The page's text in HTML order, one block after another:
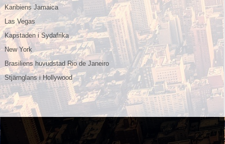
Karibiens Jamaica
Las Vegas
Kapstaden i Sydafrika
New York
Brasiliens huvudstad Rio de Janeiro
Stjärnglans i Hollywood